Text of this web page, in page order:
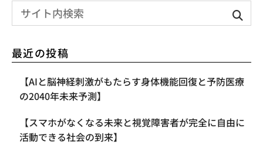
最近の投稿
【AIと脳神経刺激がもたらす身体機能回復と予防医療
の2040年未来予測】
【スマホがなくなる未来と視覚障害者が完全に自由に
活動できる社会の到来】